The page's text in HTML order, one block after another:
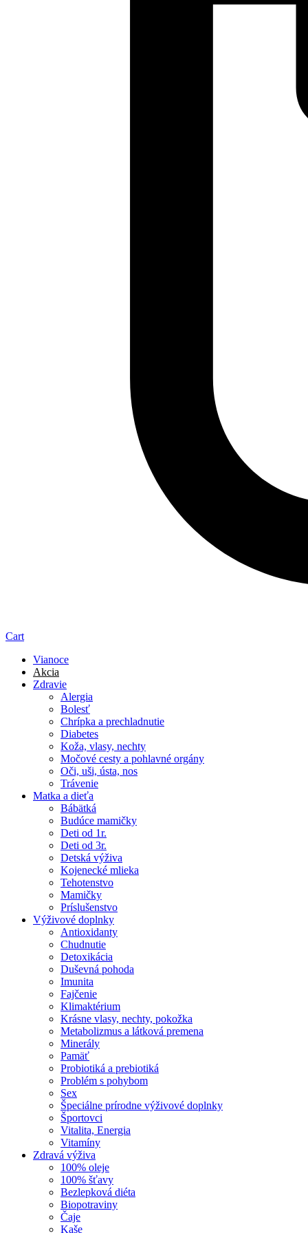
Cart
Vianoce
Akcia
Zdravie
Alergia
Bolesť
Chrípka a prechladnutie
Diabetes
Koža, vlasy, nechty
Močové cesty a pohlavné orgány
Oči, uši, ústa, nos
Trávenie
Matka a dieťa
Bábätká
Budúce mamičky
Deti od 1r.
Deti od 3r.
Detská výživa
Kojenecké mlieka
Tehotenstvo
Mamičky
Príslušenstvo
Výživové doplnky
Antioxidanty
Chudnutie
Detoxikácia
Duševná pohoda
Imunita
Fajčenie
Klimaktérium
Krásne vlasy, nechty, pokožka
Metabolizmus a látková premena
Minerály
Pamäť
Probiotiká a prebiotiká
Problém s pohybom
Sex
Špeciálne prírodne výživové doplnky
Športovci
Vitalita, Energia
Vitamíny
Zdravá výživa
100% oleje
100% šťavy
Bezlepková diéta
Biopotraviny
Čaje
Kaše